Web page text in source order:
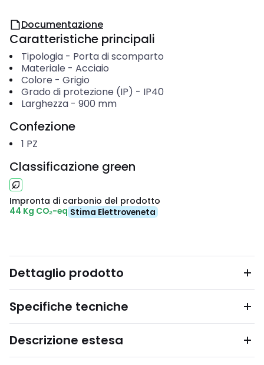
Documentazione
Caratteristiche principali
Tipologia- Porta di scomparto
Materiale - Acciaio
Colore - Grigio
Grado di protezione (IP) - IP40
Larghezza- 900 mm
Confezione
1 PZ
Classificazione green
Impronta di carbonio del prodotto
44 Kg CO₂-eq Stima Elettroveneta
Dettaglio prodotto
Specifiche tecniche
Descrizione estesa